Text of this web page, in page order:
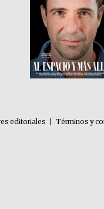
editoriales Términos y